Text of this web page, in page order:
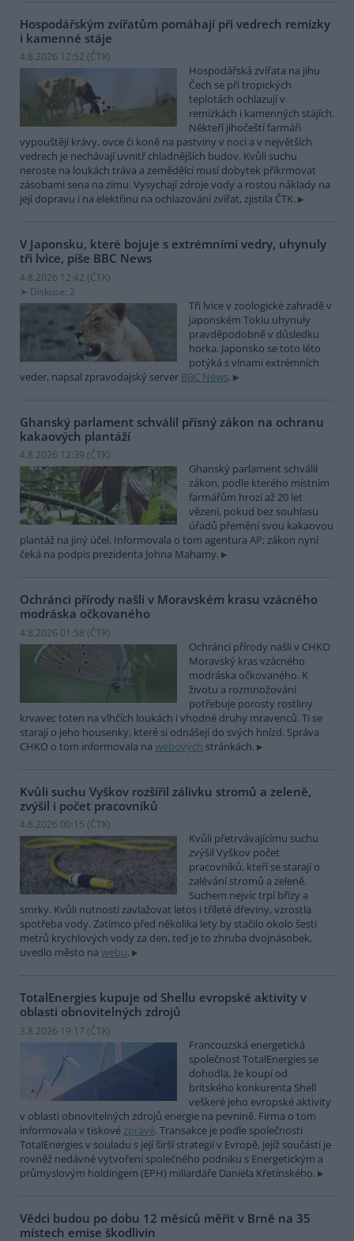
Hospodářským zvířatům pomáhají při vedrech remízky
i kamenné stáje
4.8.2026 12:52 (ČTK)
Hospodářská zvířata na jihu
Čech se při tropických
teplotách ochlazují v
remízkách i kamenných stájích.
Někteří jihočeští farmáři
vypouštějí krávy, ovce či koně na pastviny v noci a v největších
vedrech je nechávají uvnitř chladnějších budov. Kvůli suchu
neroste na loukách tráva a zemědělci musí dobytek přikrmovat
zásobami sena na zimu. Vysychají zdroje vody a rostou náklady na
její dopravu i na elektřinu na ochlazování zvířat, zjistila ČTK.
V Japonsku, které bojuje s extrémními vedry, uhynuly
tři lvice, píše BBC News
4.8.2026 12:42 (ČTK)
Diskuse: 2
Tři lvice v zoologické zahradě v
japonském Tokiu uhynuly
pravděpodobně v důsledku
horka. Japonsko se toto léto
potýká s vlnami extrémních
veder, napsal zpravodajský server BBC News.
Ghanský parlament schválil přísný zákon na ochranu
kakaových plantáží
4.8.2026 12:39 (ČTK)
Ghanský parlament schválil
zákon, podle kterého místním
farmářům hrozí až 20 let
vězení, pokud bez souhlasu
úřadů přemění svou kakaovou
plantáž na jiný účel. Informovala o tom agentura AP; zákon nyní
čeká na podpis prezidenta Johna Mahamy.
Ochránci přírody našli v Moravském krasu vzácného
modráska očkovaného
4.8.2026 01:58 (ČTK)
Ochránci přírody našli v CHKO
Moravský kras vzácného
modráska očkovaného. K
životu a rozmnožování
potřebuje porosty rostliny
krvavec toten na vlhčích loukách i vhodné druhy mravenců. Ti se
starají o jeho housenky, které si odnášejí do svých hnízd. Správa
CHKO o tom informovala na webových stránkách.
Kvůli suchu Vyškov rozšířil zálivku stromů a zeleně,
zvýšil i počet pracovníků
4.8.2026 00:15 (ČTK)
Kvůli přetrvávajícímu suchu
zvýšil Vyškov počet
pracovníků, kteří se starají o
zalévání stromů a zeleně.
Suchem nejvíc trpí břízy a
smrky. Kvůli nutnosti zavlažovat letos i tříleté dřeviny, vzrostla
spotřeba vody. Zatímco před několika lety by stačilo okolo šesti
metrů krychlových vody za den, teď je to zhruba dvojnásobek,
uvedlo město na webu.
TotalEnergies kupuje od Shellu evropské aktivity v
oblasti obnovitelných zdrojů
3.8.2026 19:17 (ČTK)
Francouzská energetická
společnost TotalEnergies se
dohodla, že koupí od
britského konkurenta Shell
veškeré jeho evropské aktivity
v oblasti obnovitelných zdrojů energie na pevnině. Firma o tom
informovala v tiskovézprávě. Transakce je podle společnosti
TotalEnergies v souladu s její širší strategií v Evropě, jejíž součástí je
rovněž nedávné vytvoření společného podniku s Energetickým a
průmyslovým holdingem (EPH) miliardáře Daniela Křetínského.
Vědci budou po dobu 12 měsíců měřit v Brně na 35
místech emise škodlivin